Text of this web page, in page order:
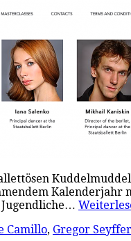
Jugendliche…
Camillo, Gregor